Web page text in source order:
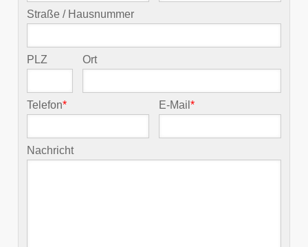
Straße / Hausnummer
PLZ Ort
Telefon* E-Mail*
Nachricht